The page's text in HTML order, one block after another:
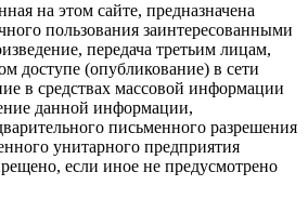
на этом сайте, предназначена
пользования заинтересованными
передача третьим лицам,
доступе (опубликование) в сети
в средствах массовой информации
данной информации,
письменного разрешения
унитарного предприятия
если иное не предусмотрено